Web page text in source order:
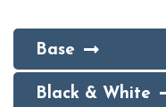
Base
Black & White